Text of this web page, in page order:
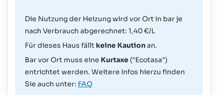
Die Nutzung der Heizung wird vor Ort in bar je
nach Verbrauch abgerechnet: 1,40 €/L
Für dieses Haus fällt keine Kautionan.
Bar vor Ort muss eine Kurtaxe ("Ecotasa")
entrichtet werden. Weitere Infos hierzu finden
Sie auch unter: FAQ